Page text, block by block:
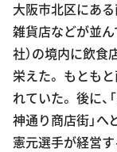
大阪市北区にある
雑貨店などが並ん
社）の境内に飲食
栄えた。 もとも
れていた。 後に、
神通り商店街」へ
憲元選手が経営す